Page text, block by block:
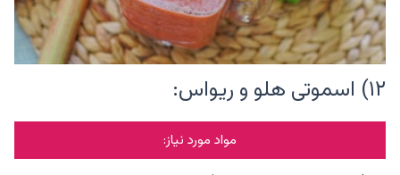
۱۲) اسموتی هلو و ریواس:
مواد مورد نیاز: